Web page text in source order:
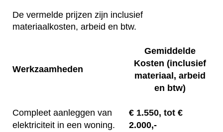
De vermelde prijzen zijn inclusief
materiaalkosten, arbeid en btw.
Werkzaamheden
Gemiddelde
Kosten (inclusief
materiaal, arbeid
en btw)
Compleet aanleggen van
elektriciteit in een woning.
€ 1.550, tot €
2.000,-